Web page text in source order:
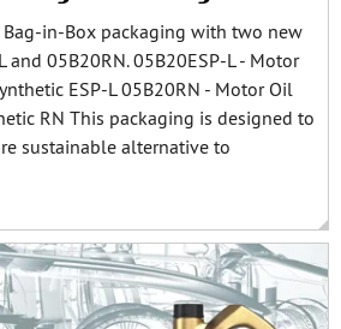
in-Box packaging with two new
and 05B20RN. 05B20ESP-L - Motor
ESP-L 05B20RN - Motor Oil
RN This packaging is designed to
sustainable alternative to